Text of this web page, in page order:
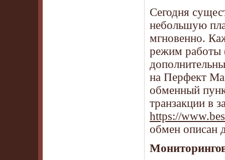
Сегодня
небольшую
мгновенно.
режим работы
на Перфект
обменный
транзакции в
https://
обмен описан